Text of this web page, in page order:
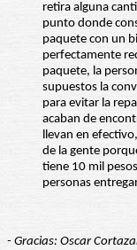
retira alguna
punto donde
paquete con un
perfectamente
paquete, la
supuestos la
para evitar la
acaban de
llevan en
de la gente
tiene 10 mil
personas
- Gracias: Oscar